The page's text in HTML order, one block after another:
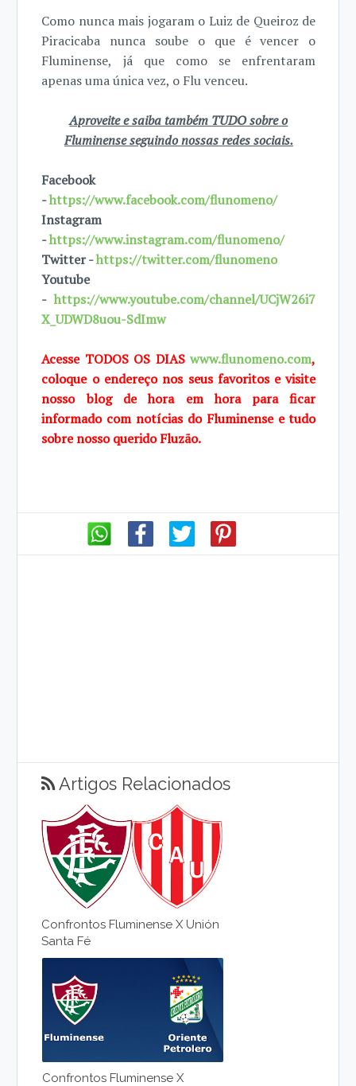
Como nunca mais jogaram o Luiz de Queiroz de
Piracicaba nunca soube o que é vencer o
Fluminense, já que como se enfrentaram
apenas uma única vez, o Flu venceu.
Aproveite e saiba também TUDO sobre o
Fluminense seguindo nossas redes sociais.
Facebook
-https://www.facebook.com/flunomeno/
Instagram
-https://www.instagram.com/flunomeno/
Twitter -https://twitter.com/flunomeno
Youtube
-https://www.youtube.com/channel/UCjW26i7
X_UDWD8uou-SdImw
Acesse TODOS OS DIASwww.flunomeno.com,
coloque o endereço nos seus favoritos e visite
nosso blog de hora em hora para ficar
informado com notícias do Fluminense e tudo
sobre nosso querido Fluzão.
Artigos Relacionados
Confrontos Fluminense X Unión
Santa Fé
Confrontos Fluminense X